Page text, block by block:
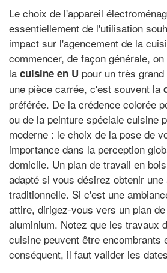
Le choix de l'appareil
essentiellement de l'utilisation
impact sur l'agencement de la
commencer, de façon générale,
la cuisine en U pour un très
une pièce carrée, c'est souvent la
préférée. De la crédence colorée
ou de la peinture spéciale cuisine
moderne : le choix de la pose de
importance dans la perception
domicile. Un plan de travail en
adapté si vous désirez obtenir une
traditionnelle. Si c'est une
attire, dirigez-vous vers un plan
aluminium. Notez que les travaux
cuisine peuvent être encombrants
conséquent, il faut valider les